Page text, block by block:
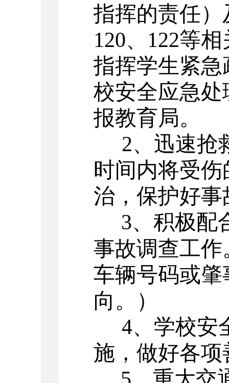
指挥的责任）
120、 122等相
指挥学生紧
校安全应急
报教育局。
2、迅速抢
时间内将受
治，保护好事
3、积极配
事故调查工
车辆号码或
向。）
4、学校安
施，做好各